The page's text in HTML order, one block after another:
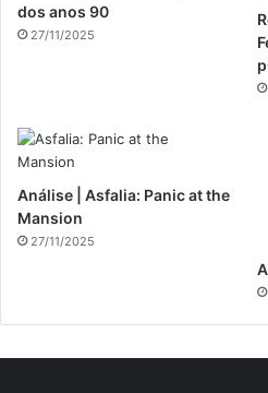
dos anos 90
27/11/2025
Análise | Asfalia: Panic at the
Mansion
27/11/2025